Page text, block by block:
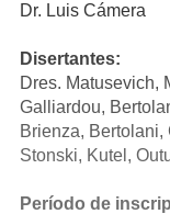
Dr. Luis Cámera
Disertantes:
Dres. Matusevich,
Galliardou,
Brienza,
Stonski, Kutel,
Período de